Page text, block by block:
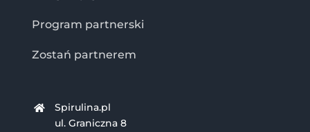
Program partnerski
Zostań partnerem
Spirulina.pl
ul. Graniczna 8